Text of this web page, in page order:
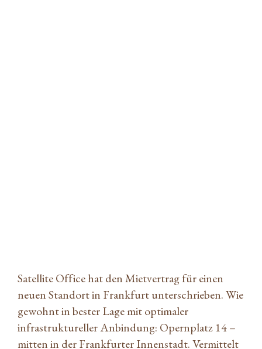
Satellite Office hat den Mietvertrag für einen
neuen Standort in Frankfurt unterschrieben. Wie
gewohnt in bester Lage mit optimaler
infrastruktureller Anbindung: Opernplatz 14 –
mitten in der Frankfurter Innenstadt. Vermittelt